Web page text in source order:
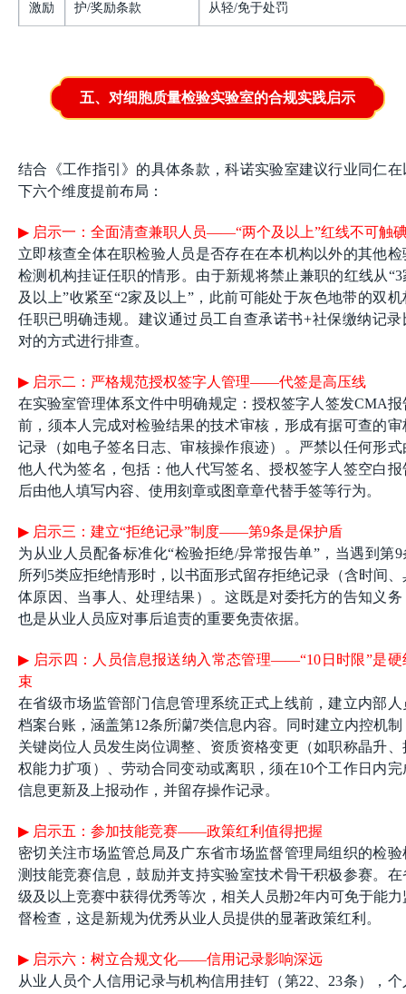
激励
护/奖励条款
从轻/免于处罚
五、对细胞质量检验实验室的合规实践启示
结合《工作指引》的具体条款，科诺实验室建议行业同仁在
下六个维度提前布局：
▶ 启示一：全面清查兼职人员——“两个及以上”红线不可触
立即核查全体在职检验人员是否存在在本机构以外的其他检
检测机构挂证任职的情形。由于新规将禁止兼职的红线从“3
及以上”收紧至“2家及以上”，此前可能处于灰色地带的双机
任职已明确违规。建议通过员工自查承诺书+社保缴纳记录
对的方式进行排查。
▶ 启示二：严格规范授权签字人管理——代签是高压线
在实验室管理体系文件中明确规定：授权签字人签发CMA报
前，须本人完成对检验结果的技术审核，形成有据可查的审
记录（如电子签名日志、审核操作痕迹）。严禁以任何形式
他人代为签名，包括：他人代写签名、授权签字人签空白报
后由他人填写内容、使用刻章或图章章代替手签等行为。
▶ 启示三：建立“拒绝记录”制度——第9条是保护盾
为从业人员配备标准化“检验拒绝/异常报告单”，当遇到第9
所列5类应拒绝情形时，以书面形式留存拒绝记录（含时间、
体原因、当事人、处理结果）。这既是对委托方的告知义务
也是从业人员应对事后追责的重要免责依据。
▶ 启示四：人员信息报送纳入常态管理——“10日时限”是硬
束
在省级市场监管部门信息管理系统正式上线前，建立内部人
档案台账，涵盖第12条所灡7类信息内容。同时建立内控机制
关键岗位人员发生岗位调整、资质资格变更（如职称晶升、
权能力扩项）、劳动合同变动或离职，须在10个工作日内完
信息更新及上报动作，并留存操作记录。
▶ 启示五：参加技能竞赛——政策红利值得把握
密切关注市场监管总局及广东省市场监督管理局组织的检验
测技能竞赛信息，鼓励并支持实验室技术骨干积极参赛。在
级及以上竞赛中获得优秀等次，相关人员刱2年内可免于能力
督检查，这是新规为优秀从业人员提供的显著政策红利。
▶ 启示六：树立合规文化——信用记录影响深远
从业人员个人信用记录与机构信用挂钉（第22、23条），个